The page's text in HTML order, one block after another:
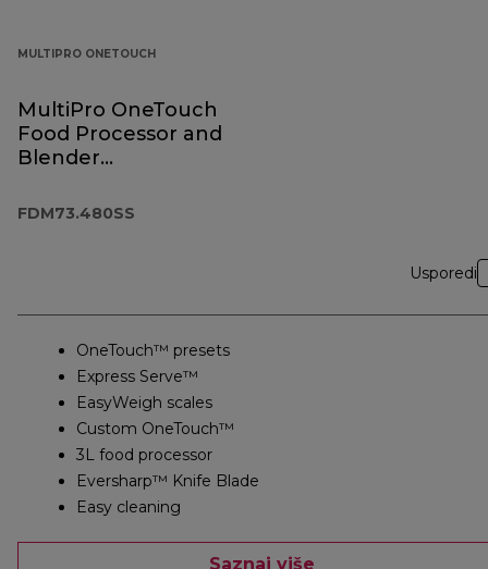
MULTIPRO ONETOUCH
MultiPro OneTouch
Food Processor and
Blender
FDM73.480SS
Usporedi
OneTouch™ presets
Express Serve™
EasyWeigh scales
Custom OneTouch™
3L food processor
Eversharp™ Knife Blade
Easy cleaning
Saznaj više